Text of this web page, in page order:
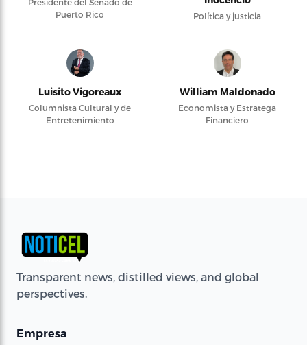
Presidente del Senado de
Puerto Rico
Política y justicia
Luisito Vigoreaux
Columnista Cultural y de
Entretenimiento
William Maldonado
Economista y Estratega
Financiero
Transparent news, distilled views, and global
perspectives.
Empresa